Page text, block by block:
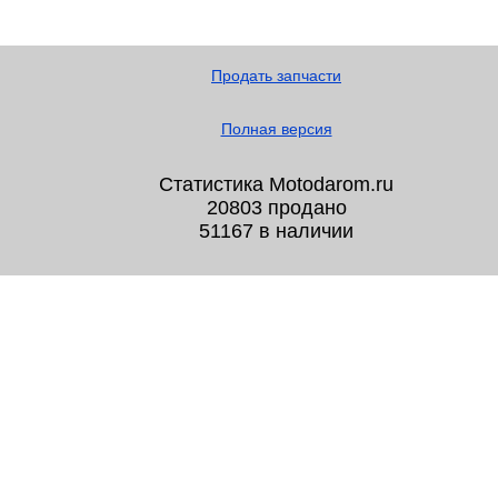
Продать запчасти
Полная версия
Статистика Motodarom.ru
20803 продано
51167 в наличии